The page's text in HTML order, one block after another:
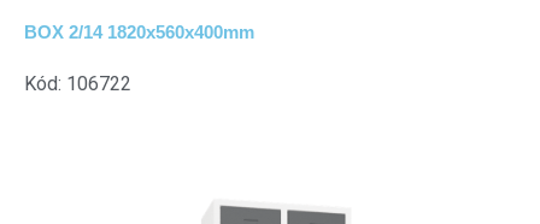
BOX 2/14 1820x560x400mm
Kód: 106722